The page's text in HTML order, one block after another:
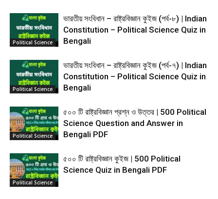
Political Science
ভারতীয় সংবিধান – রাষ্ট্রবিজ্ঞান কুইজ (পর্ব-৮) | Indian
Constitution – Political Science Quiz in
Bengali
Political Science
ভারতীয় সংবিধান – রাষ্ট্রবিজ্ঞান কুইজ (পর্ব-৭) | Indian
Constitution – Political Science Quiz in
Bengali
Political Science
৫০০ টি রাষ্ট্রবিজ্ঞান প্রশ্ন ও উত্তর | 500 Political
Science Question and Answer in
Bengali PDF
Political Science
৫০০ টি রাষ্ট্রবিজ্ঞান কুইজ | 500 Political
Science Quiz in Bengali PDF